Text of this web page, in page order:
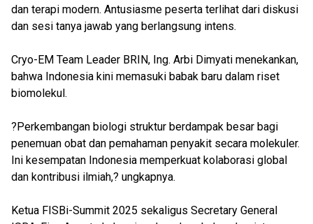
dan terapi modern. Antusiasme peserta terlihat dari diskusi
dan sesi tanya jawab yang berlangsung intens.
Cryo-EM Team Leader BRIN, Ing. Arbi Dimyati menekankan,
bahwa Indonesia kini memasuki babak baru dalam riset
biomolekul.
?Perkembangan biologi struktur berdampak besar bagi
penemuan obat dan pemahaman penyakit secara molekuler.
Ini kesempatan Indonesia memperkuat kolaborasi global
dan kontribusi ilmiah,? ungkapnya.
Ketua FISBi-Summit 2025 sekaligus Secretary General